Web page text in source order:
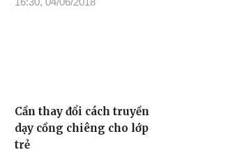
Cần thay đổi cách truyền
dạy cồng chiêng cho lớp
trẻ